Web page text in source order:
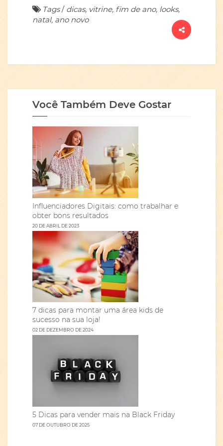
Tags/ dicas, vitrine, fim de ano, looks,
natal, ano novo
Você Também Deve Gostar
Influenciadores Digitais: como trabalhar e
obter bons resultados
20 DE ABRIL DE 2023
7 dicas para montar uma área kids de
sucesso na sua loja!
02 DE DEZEMBRO DE 2024
5 Dicas para vender mais na Black Friday
07 DE OUTUBRO DE 2025